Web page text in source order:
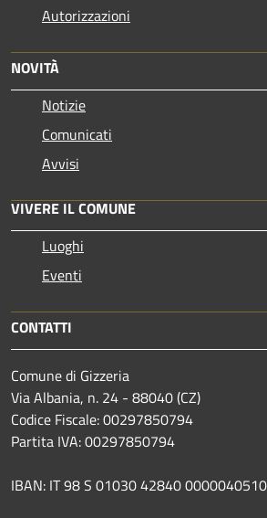
Autorizzazioni
NOVITÀ
Notizie
Comunicati
Avvisi
VIVERE IL COMUNE
Luoghi
Eventi
CONTATTI
Comune di Gizzeria
Via Albania, n. 24 - 88040 (CZ)
Codice Fiscale: 00297850794
Partita IVA: 00297850794
IBAN: IT 98 S 01030 42840